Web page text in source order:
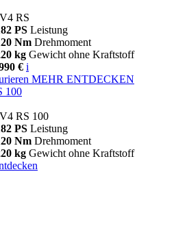
RS
PS Leistung
Nm Drehmoment
kg Gewicht ohne Kraftstoff
€ i
MEHR ENTDECKEN
100
RS 100
PS Leistung
Nm Drehmoment
kg Gewicht ohne Kraftstoff